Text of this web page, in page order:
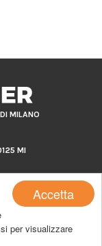
Accetta
per visualizzare
MILANO
MI
MakeItApp